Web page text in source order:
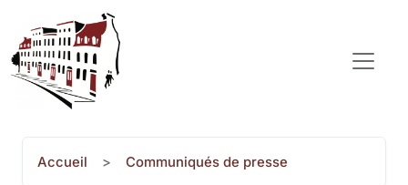
Aller au contenu principal
COMITÉ POPULAIRE SAINT-JEAN-BAPTISTE
Accueil Communiqués de presse